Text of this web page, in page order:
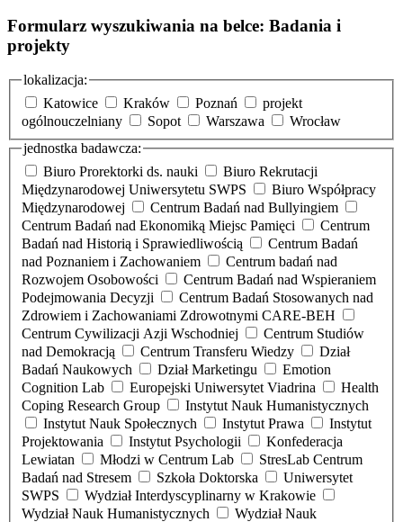
Formularz wyszukiwania na belce: Badania i
projekty
lokalizacja:
Katowice
Kraków Poznań
projekt
ogólnouczelniany
Sopot Warszawa
Wrocław
jednostka badawcza:
Biuro Prorektorki ds. nauki
Biuro Rekrutacji
Międzynarodowej Uniwersytetu SWPS
Biuro Współpracy
Międzynarodowej
Centrum Badań nad Bullyingiem
Centrum Badań nad Ekonomiką Miejsc Pamięci
Centrum
Badań nad Historią i Sprawiedliwością
Centrum Badań
nad Poznaniem i Zachowaniem
Centrum badań nad
Rozwojem Osobowości
Centrum Badań nad Wspieraniem
Podejmowania Decyzji
Centrum Badań Stosowanych nad
Zdrowiem i Zachowaniami Zdrowotnymi CARE-BEH
Centrum Cywilizacji Azji Wschodniej
Centrum Studiów
nad Demokracją
Centrum Transferu Wiedzy
Dział
Badań Naukowych
Dział Marketingu
Emotion
Cognition Lab
Europejski Uniwersytet Viadrina
Health
Coping Research Group
Instytut Nauk Humanistycznych
Instytut Nauk Społecznych
Instytut Prawa
Instytut
Projektowania
Instytut Psychologii
Konfederacja
Lewiatan
Młodzi w Centrum Lab
StresLab Centrum
Badań nad Stresem
Szkoła Doktorska
Uniwersytet
SWPS
Wydział Interdyscyplinarny w Krakowie
Wydział Nauk Humanistycznych
Wydział Nauk